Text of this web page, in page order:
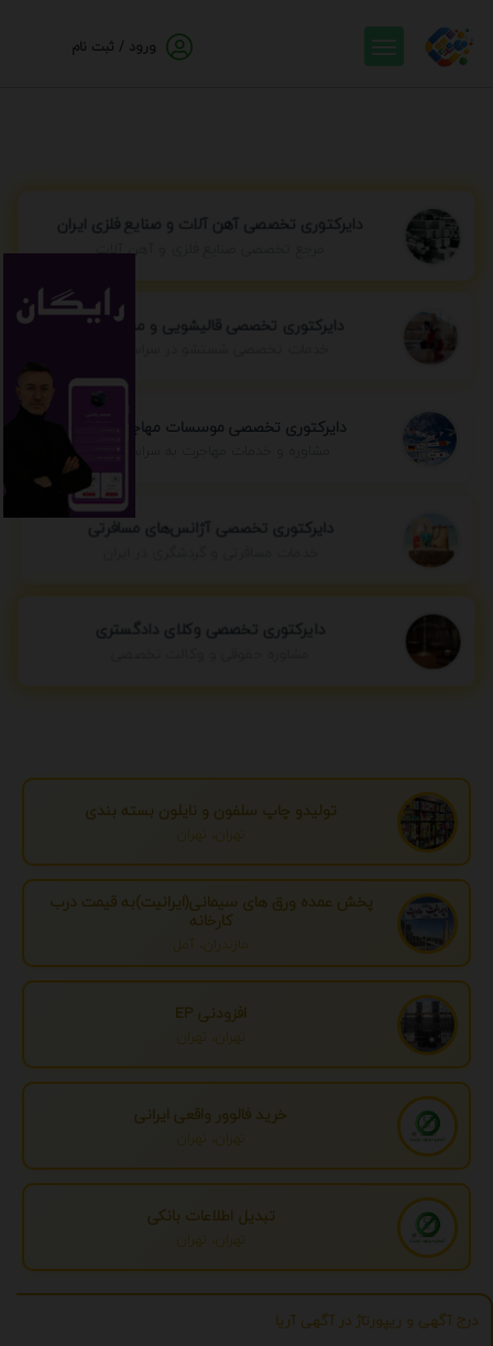
ورود / ثبت نام
دایرکتوری تخصصی آهن آلات و صنایع فلزی ایران
مرجع تخصصی صنایع فلزی و آهن آلات
دایرکتوری تخصصی قالیشویی و مبل شویی
دایرکتوری تخصصی موسسات مهاجرتی ایران
مشاوره و خدمات مهاجرت به سراسر جهان
دایرکتوری تخصصی آژانس‌های مسافرتی
دایرکتوری تخصصی وکلای دادگستری
تولیدو چاپ سلفون و نایلون بسته بندی
تهران، تهران
پخش عمده ورق های سیمانی(ایرانیت)به قیمت درب
کارخانه
مازندران، آمل
افزودنی EP
تهران، تهران
خرید فالوور واقعی ایرانی
تهران، تهران
تبدیل اطلاعات بانکی
تهران، تهران
درج آگهی و ریپورتاژ در آگهی آریا